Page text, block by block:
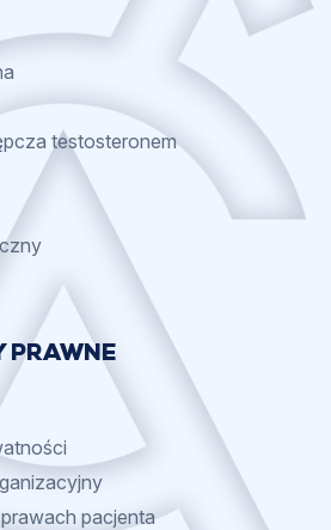
testosteronem
PRAWNE
pacjenta